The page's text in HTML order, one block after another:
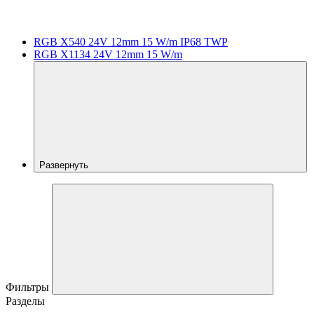
RGB X540 24V 12mm 15 W/m IP68 TWP
RGB X1134 24V 12mm 15 W/m
Развернуть
Фильтры
Разделы